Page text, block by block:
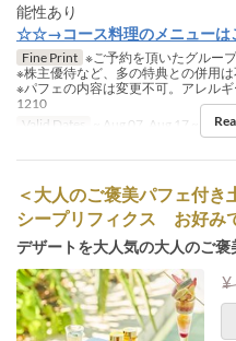
能性あり
☆☆→コース料理のメニュー
Fine Print ※ご予約を頂いたグルー
※株主優待など、多の特典との併用は
※パフェの内容は変更不可。アレル
1210
Valid Dates
~ Aug 07, Aug 17 ~
＜大人のご褒美パフェ付
シープリフィクス お好み
デザートを大人気の大人のご褒
¥